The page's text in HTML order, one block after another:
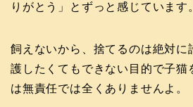
りがとう」とずっと感じています
飼えないから、捨てるのは絶対に
護したくてもできない目的で子猫
は無責任では全くありませんよ。